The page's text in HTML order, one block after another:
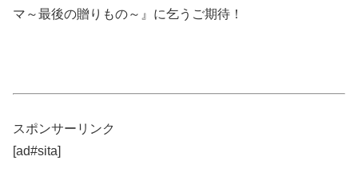
マ～最後の贈りもの～』に乞うご期待！
スポンサーリンク
[ad#sita]